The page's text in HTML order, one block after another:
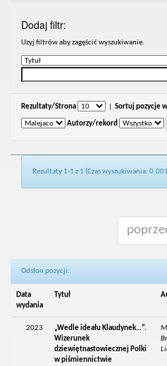
Dodaj filtr:
Uzyj filtrów aby zagęścić wyszukiwanie.
Rezultaty/Strona Sortuj pozycje
Autorzy/rekord
Rezultaty 1-1 z 1 (Czas wyszukiwania:
Odsłon pozycji:
Data
wydania
Tytuł
2023
„Wedle ideału Klaudynek…”.
Wizerunek
dziewiętnastowiecznej Polki
w piśmiennictwie